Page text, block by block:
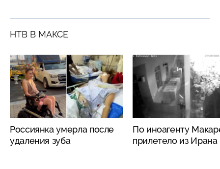
НТВ В МАКСЕ
Россиянка умерла после
удаления зуба
По иноагенту
прилетело из Ирана